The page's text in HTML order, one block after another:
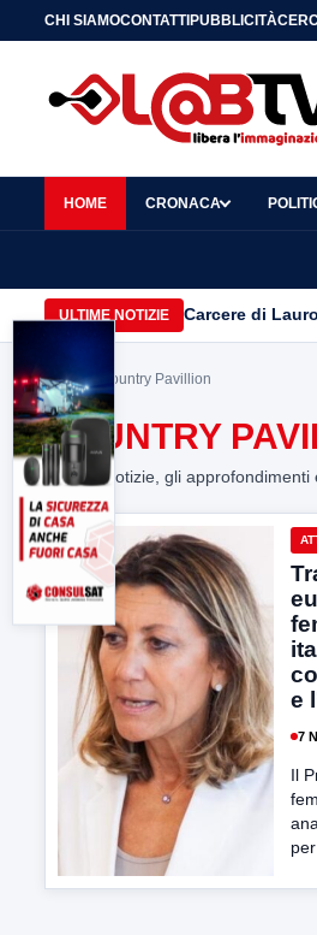
CHI SIAMOCONTATTIPUBBLICITÀ
HOME CRONACA
ULTIME NOTIZIE Carcere di
Home> Country Pavillion
COUNTRY
Tutte le notizie, gli approfondimenti
e
7
Il